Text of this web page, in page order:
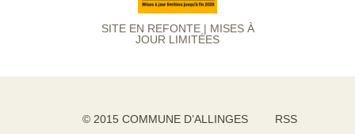
SITE EN REFONTE | MISES À
JOUR LIMITÉES
© 2015 COMMUNE D’ALLINGES RSS